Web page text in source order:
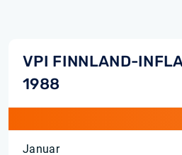
VPI FINNLAND-
1988
Januar